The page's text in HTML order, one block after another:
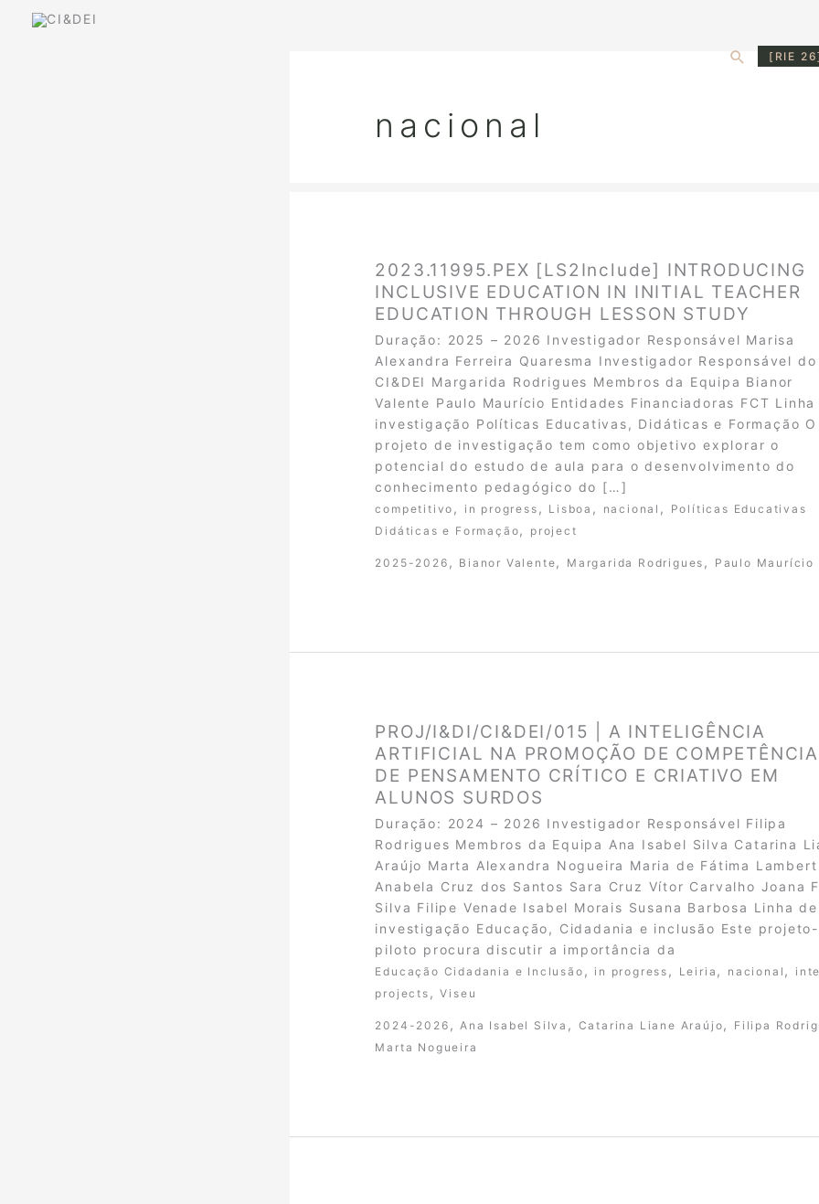
Skip
Search
[RIE
nacional
2023.11995.PEX [LS2Include] INTRODUCING
INCLUSIVE EDUCATION IN INITIAL TEACHER
EDUCATION THROUGH LESSON STUDY
Duração: 2025 – 2026 Investigador Responsável Marisa
Alexandra Ferreira Quaresma Investigador Responsável do
CI&DEI Margarida Rodrigues Membros da Equipa Bianor
Valente Paulo Maurício Entidades Financiadoras FCT
investigação Políticas Educativas, Didáticas e Formação O
projeto de investigação tem como objetivo explorar o
potencial do estudo de aula para o desenvolvimento do
conhecimento pedagógico do […]
competitivo , in progress , Lisboa , nacional ,
Políticas Educativas
Didáticas e Formação , project
2025-2026 , Bianor Valente , Margarida Rodrigues , Paulo Maurício
PROJ/I&DI/CI&DEI/015 | A INTELIGÊNCIA
ARTIFICIAL NA PROMOÇÃO DE
DE PENSAMENTO CRÍTICO E CRIATIVO EM
ALUNOS SURDOS
Duração: 2024 – 2026 Investigador Responsável Filipa
Rodrigues Membros da Equipa Ana Isabel Silva Catarina
Araújo Marta Alexandra Nogueira Maria de Fátima Lambert
Anabela Cruz dos Santos Sara Cruz Vítor Carvalho Joana
Silva Filipe Venade Isabel Morais Susana Barbosa Linha de
investigação Educação, Cidadania e inclusão Este projeto-
piloto procura discutir a importância da
Educação Cidadania e Inclusão , in progress , Leiria , nacional ,
projects ,Viseu
2024-2026 , Ana Isabel Silva , Catarina Liane Araújo ,
Filipa
Marta Nogueira